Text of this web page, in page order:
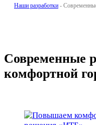
Наши разработки -
Современные
комфортной